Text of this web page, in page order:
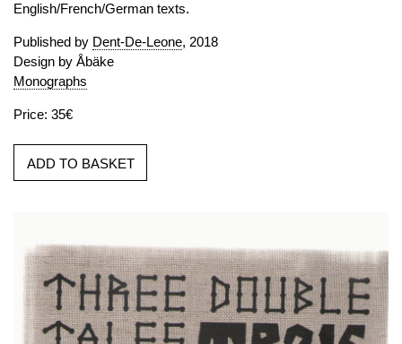
English/French/German texts.
Published by Dent-De-Leone, 2018
Design by Åbäke
Monographs
Price: 35€
ADD TO BASKET